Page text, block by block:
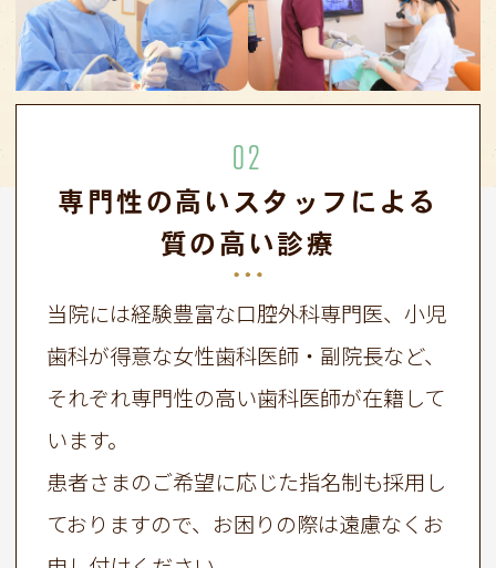
02
専門性の高いスタッフによる
質の高い診療
当院には経験豊富な口腔外科専門医、小児
歯科が得意な女性歯科医師・副院長など、
それぞれ専門性の高い歯科医師が在籍して
います。
患者さまのご希望に応じた指名制も採用し
ておりますので、お困りの際は遠慮なくお